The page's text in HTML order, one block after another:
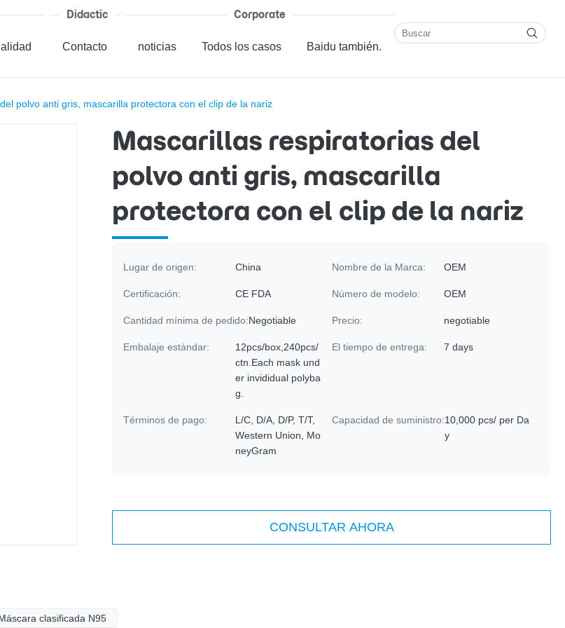
Didactic
Contacto
Corporate
noticias Todos los casos Baidu también.
polvo anti gris, mascarilla protectora con el clip de la nariz
Mascarillas respiratorias del
polvo anti gris, mascarilla
protectora con el clip de la nariz
Lugar de origen: China Nombre de la Marca: OEM
Certificación: CE FDA Número de modelo: OEM
Cantidad mínima de pedido:Negotiable Precio: negotiable
Embalaje estándar:
12pcs/box,240pcs/
ctn.Each mask und
er invididual polyba
g.
El tiempo de entrega: 7 days
Términos de pago:
L/C, D/A, D/P, T/T,
Western Union, Mo
neyGram
Capacidad de suministro:10,000 pcs/ per Da
y
CONSULTAR AHORA
clasificada N95